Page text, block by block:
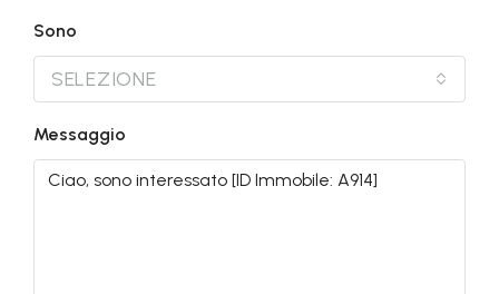
Sono
SELEZIONE
Messaggio